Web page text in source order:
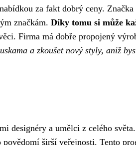
za fakt dobrý ceny. Značka
značkám. Díky tomu si může
Firma má dobře propojený
a zkoušet nový styly, aniž
designéry a umělci z celého světa.
širší veřejnosti. Tento